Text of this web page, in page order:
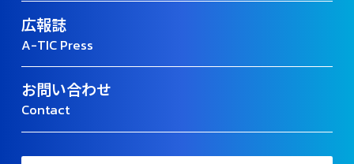
広報誌
A-TIC Press
お問い合わせ
Contact